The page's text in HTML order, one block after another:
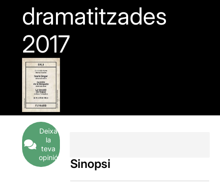
dramatitzades
2017
Deixa
la
teva
opinió
Sinopsi